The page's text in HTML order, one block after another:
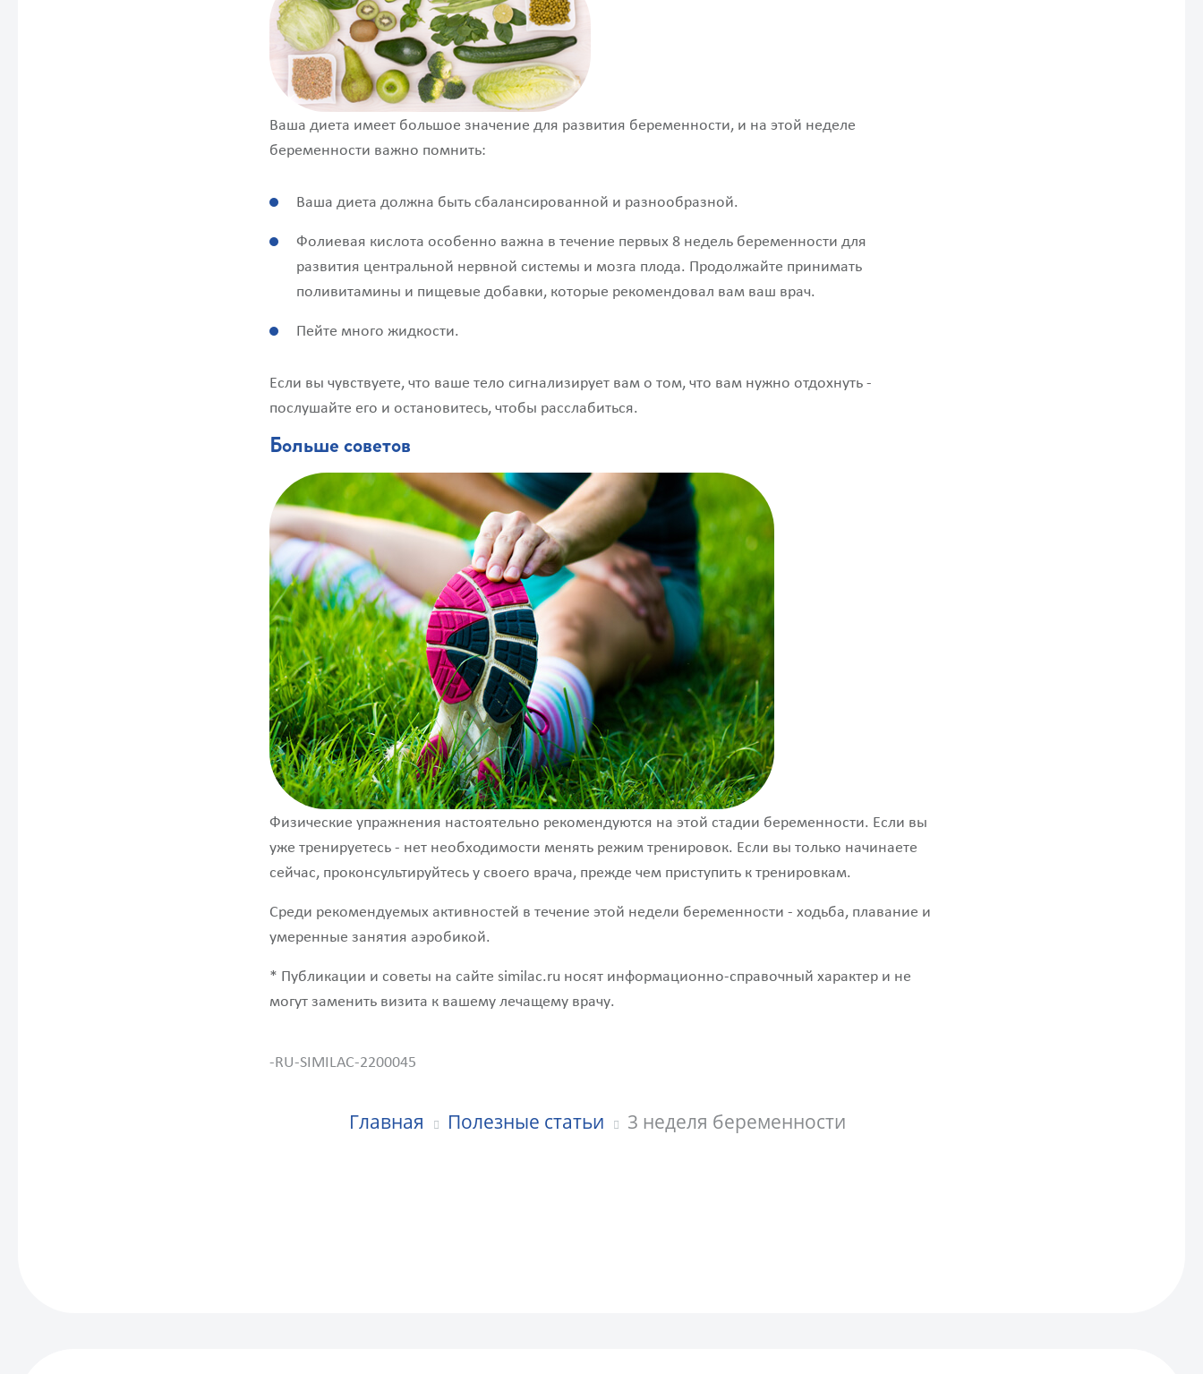
Ваша диета имеет большое значение для развития беременности, и на этой неделе
беременности важно помнить:
Ваша диета должна быть сбалансированной и разнообразной.
Фолиевая кислота особенно важна в течение первых 8 недель беременности для
развития центральной нервной системы и мозга плода. Продолжайте принимать
поливитамины и пищевые добавки, которые рекомендовал вам ваш врач.
Пейте много жидкости.
Если вы чувствуете, что ваше тело сигнализирует вам о том, что вам нужно отдохнуть -
послушайте его и остановитесь, чтобы расслабиться.
Больше советов
Физические упражнения настоятельно рекомендуются на этой стадии беременности. Если вы
уже тренируетесь - нет необходимости менять режим тренировок. Если вы только начинаете
сейчас, проконсультируйтесь у своего врача, прежде чем приступить к тренировкам.
Среди рекомендуемых активностей в течение этой недели беременности - ходьба, плавание и
умеренные занятия аэробикой.
* Публикации и советы на сайте similac.ru носят информационно-справочный характер и не
могут заменить визита к вашему лечащему врачу.
-RU-SIMILAC-2200045
Главная Полезные статьи 3 неделя беременности